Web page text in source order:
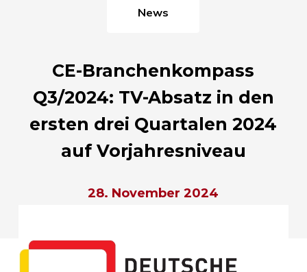
News
CE-Branchenkompass
Q3/2024: TV-Absatz in den
ersten drei Quartalen 2024
auf Vorjahresniveau
28. November 2024